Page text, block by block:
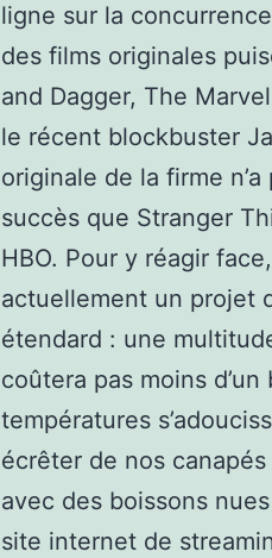
ligne sur la
des films originales
and Dagger, The
le récent blockbuster
originale de la firme
succès que Stranger
HBO. Pour y réagir
actuellement un projet
étendard : une
coûtera pas moins
températures
écrêter de nos
avec des boissons
site internet de